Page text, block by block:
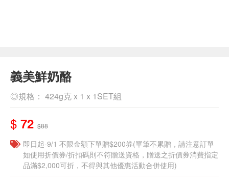
義美鮮奶酪
◎規格： 424g克 x 1 x 1SET組
$ 72 $88
即日起-9/1 不限金額下單贈$200券(單筆不累贈，請注意訂單
如使用折價券/折扣碼則不符贈送資格，贈送之折價券消費指定
品滿$2,000可折，不得與其他優惠活動合併使用)